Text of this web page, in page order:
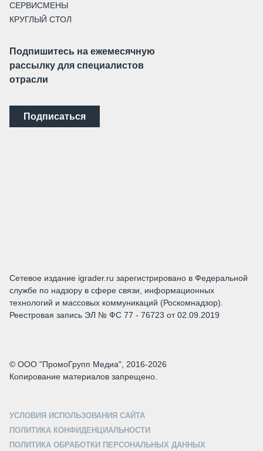
СЕРВИСМЕНЫ
КРУГЛЫЙ СТОЛ
Подпишитесь на ежемесячную
рассылку для специалистов
отрасли
Подписаться
Сетевое издание igrader.ru зарегистрировано в Федеральной
службе по надзору в сфере связи, информационных
технологий и массовых коммуникаций (Роскомнадзор).
Реестровая запись ЭЛ № ФС 77 - 76723 от 02.09.2019
© ООО "ПромоГрупп Медиа", 2016-2026
Копирование материалов запрещено.
УСЛОВИЯ ИСПОЛЬЗОВАНИЯ САЙТА
ПОЛИТИКА КОНФИДЕНЦИАЛЬНОСТИ
ПОЛИТИКА ОБРАБОТКИ ПЕРСОНАЛЬНЫХ ДАННЫХ